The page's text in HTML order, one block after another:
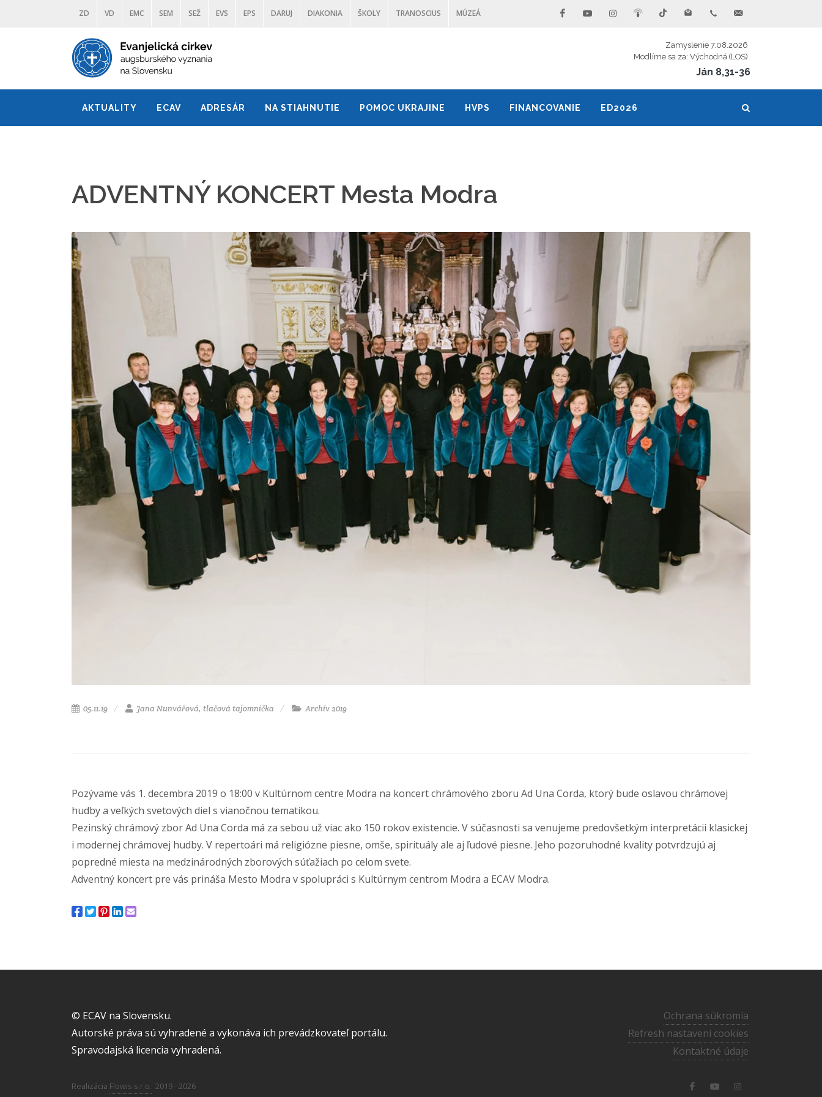
ZD VD EMC SEM SEŽ EVS EPS DARUJ DIAKONIA ŠKOLY TRANOSCIUS MÚZEÁ
Zamyslenie 7.08.2026
Modlíme sa za: Východná (LOS)
Ján 8,31-36
AKTUALITY ECAV ADRESÁR NA STIAHNUTIE POMOC UKRAJINE HVPS FINANCOVANIE ED2026
ADVENTNÝ KONCERT Mesta Modra
05.11.19 Jana Nunvářová, tlačová tajomníčka Archív 2019
Pozývame vás 1. decembra 2019 o 18:00 v Kultúrnom centre Modra na koncert chrámového zboru Ad Una Corda, ktorý bude oslavou chrámovej
hudby a veľkých svetových diel s vianočnou tematikou.
Pezinský chrámový zbor Ad Una Corda má za sebou už viac ako 150 rokov existencie. V súčasnosti sa venujeme predovšetkým interpretácii klasickej
i modernej chrámovej hudby. V repertoári má religiózne piesne, omše, spirituály ale aj ľudové piesne. Jeho pozoruhodné kvality potvrdzujú aj
popredné miesta na medzinárodných zborových súťažiach po celom svete.
Adventný koncert pre vás prináša Mesto Modra v spolupráci s Kultúrnym centrom Modra a ECAV Modra.
© ECAV na Slovensku.
Autorské práva sú vyhradené a vykonáva ich prevádzkovateľ portálu.
Spravodajská licencia vyhradená.
Ochrana súkromia
Refresh nastavení cookies
Kontaktné údaje
Realizácia Flowis s.r.o. 2019 - 2026